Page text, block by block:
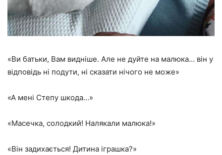
«Ви батьки, Вам видніше. Але не дуйте на малюка… він у
відповідь ні подути, ні сказати нічого не може»
«А мені Степу шкода…»
«Масечка, солодкий! Налякали малюка!»
«Він задихається! Дитина іграшка?»